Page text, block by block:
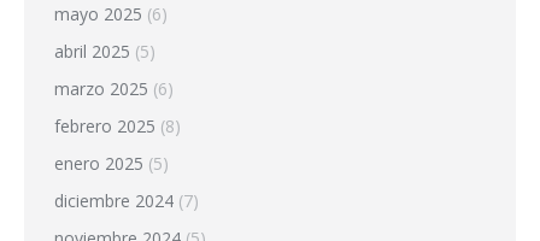
mayo 2025 (6)
abril 2025 (5)
marzo 2025 (6)
febrero 2025 (8)
enero 2025 (5)
diciembre 2024 (7)